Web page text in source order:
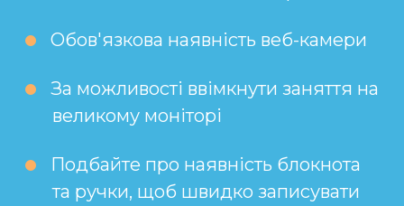
Обов'язкова наявність веб-камери
За можливості ввімкнути заняття на
великому моніторі
Подбайте про наявність блокнота
та ручки, щоб швидко записувати